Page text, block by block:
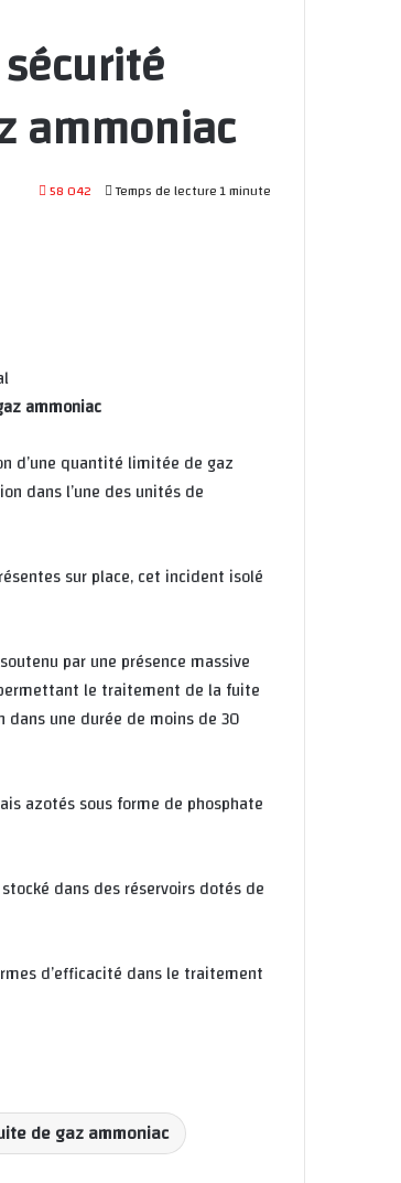
ammoniac
58 042 Temps de lecture 1 minute
ammoniac
d’une quantité limitée de gaz
dans l’une des unités de
sur place, cet incident isolé
par une présence massive
le traitement de la fuite
une durée de moins de 30
azotés sous forme de phosphate
dans des réservoirs dotés de
d’efficacité dans le traitement
de gaz ammoniac